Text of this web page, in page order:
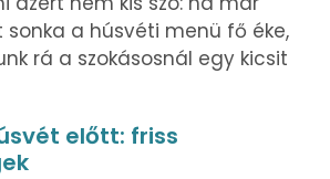
a húsvéti menü fő éke,
rá a szokásosnál egy kicsit
előtt: friss